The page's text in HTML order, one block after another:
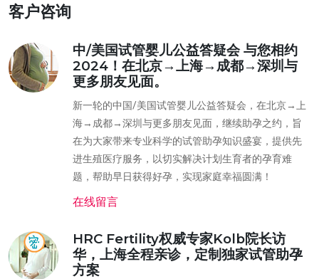
客户咨询
中/美国试管婴儿公益答疑会 与您相约
2024！在北京→上海→成都→深圳与
更多朋友见面。
新一轮的中国/美国试管婴儿公益答疑会，在北京→上
海→成都→深圳与更多朋友见面，继续助孕之约，旨
在为大家带来专业科学的试管助孕知识盛宴，提供先
进生殖医疗服务，以切实解决计划生育者的孕育难
题，帮助早日获得好孕，实现家庭幸福圆满！
在线留言
HRC Fertility权威专家Kolb院长访
华，上海全程亲诊，定制独家试管助孕
方案